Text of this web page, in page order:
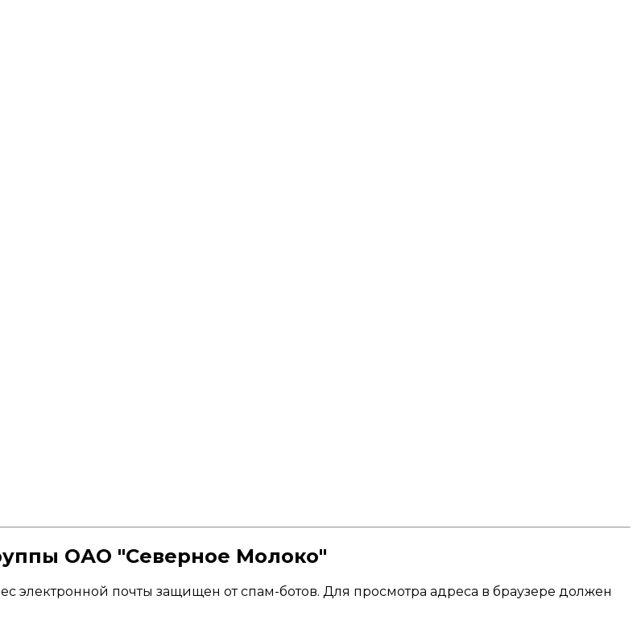
ОАО "Северное Молоко"
электронной почты защищен от спам-ботов. Для просмотра адреса в браузере должен